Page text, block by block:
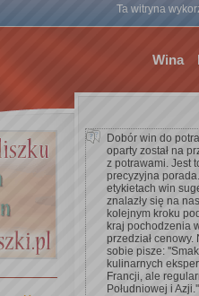
Ta witryna
Wina
Dobór win do
oparty został na
z potrawami. Jest
precyzyjna
etykietach win
znalazły się na
kolejnym kroku
kraj pochodzenia
przedział cenowy.
sobie pisze:
kulinarnych
Francji, ale
Południowej i Azji.''